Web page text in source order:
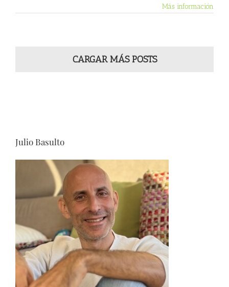
Más información
CARGAR MÁS POSTS
Julio Basulto